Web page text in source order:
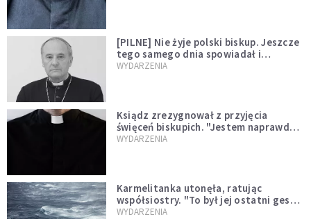
[PILNE] Nie żyje polski biskup. Jeszcze
tego samego dnia spowiadał i
sprawował Mszę świętą
WYDARZENIA
Ksiądz zrezygnował z przyjęcia
święceń biskupich. "Jestem naprawdę
niegodny"
WYDARZENIA
Karmelitanka utonęła, ratując
współsiostry. "To był jej ostatni gest
miłości"
WYDARZENIA